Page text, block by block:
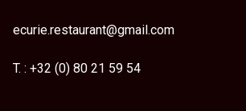
ecurie.restaurant@gmail.com
T. : +32 (0) 80 21 59 54